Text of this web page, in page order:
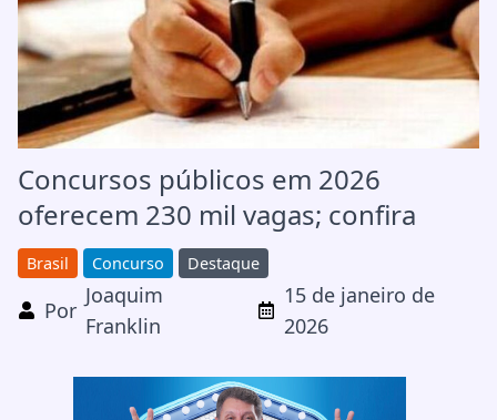
Concursos públicos em 2026
oferecem 230 mil vagas; confira
Brasil Concurso Destaque
Por
Joaquim
Franklin
15 de janeiro de
2026